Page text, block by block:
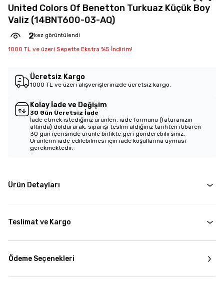
United Colors Of Benetton Turkuaz Küçük Boy
Valiz (14BNT600-03-AQ)
2 kez görüntülendi
1000 TL ve üzeri Sepette Ekstra %5 İndirim!
Ücretsiz Kargo
1000 TL ve üzeri alışverişlerinizde ücretsiz kargo.
Kolay İade ve Değişim
30 Gün Ücretsiz İade
İade etmek istediğiniz ürünleri, iade formunu (faturanızın
altında) doldurarak, siparişi teslim aldığınız tarihten itibaren
30 gün içerisinde ürünle birlikte geri gönderebilirsiniz.
Ürünlerin iade edilebilmesi için iade koşullarına uyması
gerekmektedir.
Ürün Detayları
Teslimat ve Kargo
Ödeme Seçenekleri